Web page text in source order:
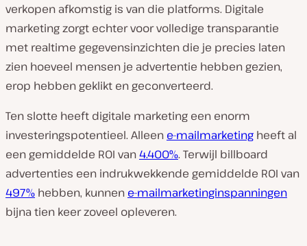
verkopen afkomstig is van die platforms. Digitale
marketing zorgt echter voor volledige transparantie
met realtime gegevensinzichten die je precies laten
zien hoeveel mensen je advertentie hebben gezien,
erop hebben geklikt en geconverteerd.
Ten slotte heeft digitale marketing een enorm
investeringspotentieel. Alleen e-mailmarketing heeft al
een gemiddelde ROI van4.400%. Terwijl billboard
advertenties een indrukwekkende gemiddelde ROI van
497% hebben, kunnen e-mailmarketinginspanningen
bijna tien keer zoveel opleveren.